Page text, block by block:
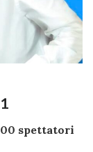
spettatori